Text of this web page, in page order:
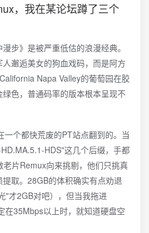
，我在某论坛蹲了三个
步》是被严重低估的浪漫经典。
邂逅美女的狗血戏码，而是阿方
Napa Valley的葡萄园在胶
色，普通码率的版本根本呈现不
个都快荒废的PT站点翻到的。当
HDS"这几个后缀，手都
片Remux向来挑剔，他们只挑真
取。28GB的体积确实有点劝退
"才2GB对吧），但当我拖进
在35Mbps以上时，就知道硬盘空